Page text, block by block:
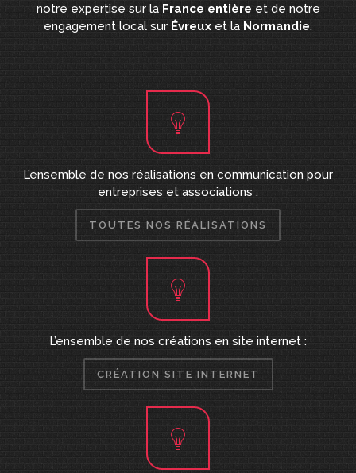
notre expertise sur la France entière et de notre
engagement local sur Évreux et la Normandie.
L’ensemble de nos réalisations en communication pour
entreprises et associations :
TOUTES NOS RÉALISATIONS
L’ensemble de nos créations en site internet :
CRÉATION SITE INTERNET